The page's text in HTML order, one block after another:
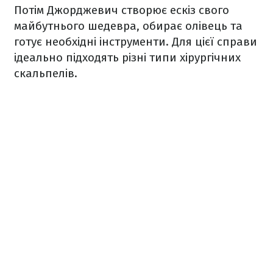
Потім Джорджевич створює ескіз свого
майбутнього шедевра, обирає олівець та
готує необхідні інструменти. Для цієї справи
ідеально підходять різні типи хірургічних
скальпелів.